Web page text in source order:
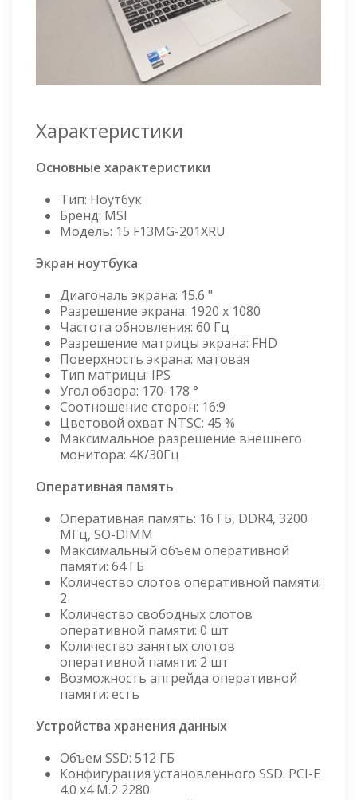
Характеристики
Основные характеристики
Тип: Ноутбук
Бренд: MSI
Модель: 15 F13MG-201XRU
Экран ноутбука
Диагональ экрана: 15.6 "
Разрешение экрана: 1920 х 1080
Частота обновления: 60 Гц
Разрешение матрицы экрана: FHD
Поверхность экрана: матовая
Тип матрицы: IPS
Угол обзора: 170-178 °
Соотношение сторон: 16:9
Цветовой охват NTSC: 45 %
Максимальное разрешение внешнего
монитора: 4K/30Гц
Оперативная память
Оперативная память: 16 ГБ, DDR4, 3200
МГц, SO-DIMM
Максимальный объем оперативной
памяти: 64 ГБ
Количество слотов оперативной памяти:
2
Количество свободных слотов
оперативной памяти: 0 шт
Количество занятых слотов
оперативной памяти: 2 шт
Возможность апгрейда оперативной
памяти: есть
Устройства хранения данных
Объем SSD: 512 ГБ
Конфигурация установленного SSD: PCI-E
4.0 x4 M.2 2280